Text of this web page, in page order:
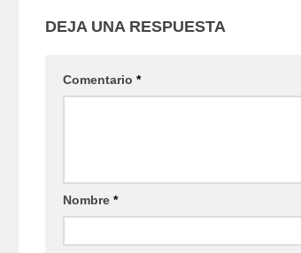
DEJA UNA RESPUESTA
Comentario *
Nombre *